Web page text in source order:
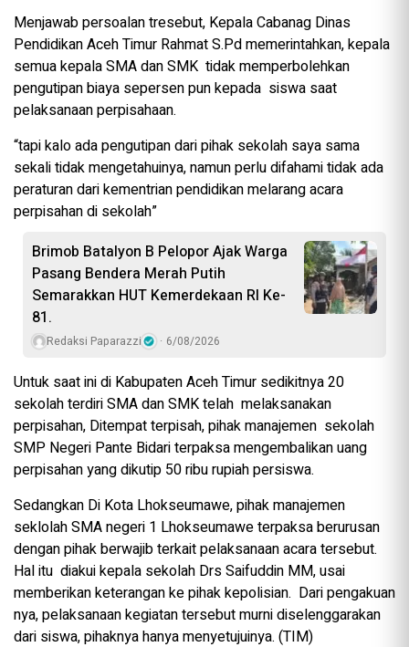
Menjawab persoalan tresebut, Kepala Cabanag Dinas
Pendidikan Aceh Timur Rahmat S.Pd memerintahkan, kepala
semua kepala SMA dan SMK tidak memperbolehkan
pengutipan biaya sepersen pun kepada siswa saat
pelaksanaan perpisahaan.
“tapi kalo ada pengutipan dari pihak sekolah saya sama
sekali tidak mengetahuinya, namun perlu difahami tidak ada
peraturan dari kementrian pendidikan melarang acara
perpisahan di sekolah”
Brimob Batalyon B Pelopor Ajak Warga
Pasang Bendera Merah Putih
Semarakkan HUT Kemerdekaan RI Ke-
81.
Redaksi Paparazzi 6/08/2026
Untuk saat ini di Kabupaten Aceh Timur sedikitnya 20
sekolah terdiri SMA dan SMK telah melaksanakan
perpisahan, Ditempat terpisah, pihak manajemen sekolah
SMP Negeri Pante Bidari terpaksa mengembalikan uang
perpisahan yang dikutip 50 ribu rupiah persiswa.
Sedangkan Di Kota Lhokseumawe, pihak manajemen
seklolah SMA negeri 1 Lhokseumawe terpaksa berurusan
dengan pihak berwajib terkait pelaksanaan acara tersebut.
Hal itu diakui kepala sekolah Drs Saifuddin MM, usai
memberikan keterangan ke pihak kepolisian. Dari pengakuan
nya, pelaksanaan kegiatan tersebut murni diselenggarakan
dari siswa, pihaknya hanya menyetujuinya. (TIM)